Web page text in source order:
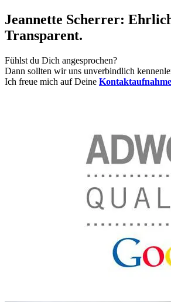
Jeannette Scherrer:
Transparent.
Fühlst du Dich angesprochen?
Dann sollten wir uns unverbindlich
Ich freue mich auf Deine Kontaktaufnahme